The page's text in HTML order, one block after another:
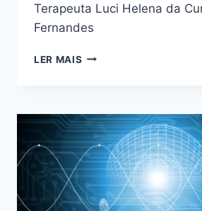
Terapeuta Luci Helena da
Fernandes
LER MAIS FORMAÇÃO